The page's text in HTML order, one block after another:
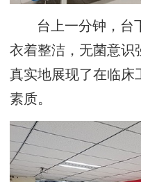
台上一分钟，台
衣着整洁，无菌意识
真实地展现了在临床
素质。